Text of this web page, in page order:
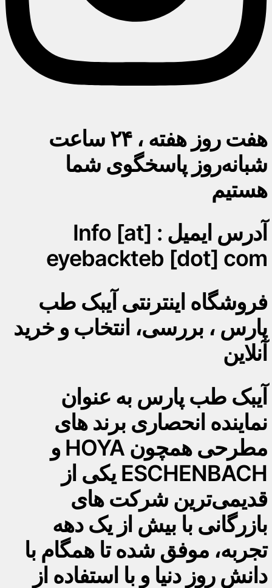
هفت روز هفته ، ۲۴ ساعت
شبانه‌روز پاسخگوی شما
هستیم
آدرس ایمیل : Info [at]
eyebackteb [dot] com
فروشگاه اینترنتی آیبک طب
پارس ، بررسی، انتخاب و خرید
آنلاین
آیبک طب پارس به عنوان
نماینده انحصاری برند های
مطرحی همچون HOYA و
ESCHENBACH یکی از
قدیمی‌ترین شرکت های
بازرگانی با بیش از یک دهه
تجربه، موفق شده تا همگام با
دانش روز دنیا و با استفاده از